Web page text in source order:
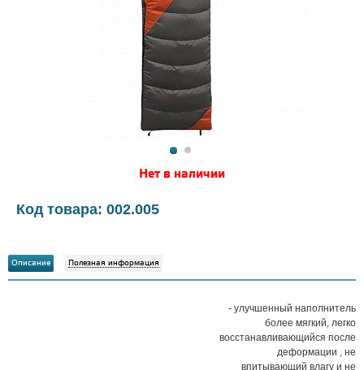
Нет в наличии
Код товара: 002.005
Описание Полезная информация
- улучшенный наполнитель
более мягкий, легко
восстанавливающийся после
деформации , не
впитывающий влагу и не